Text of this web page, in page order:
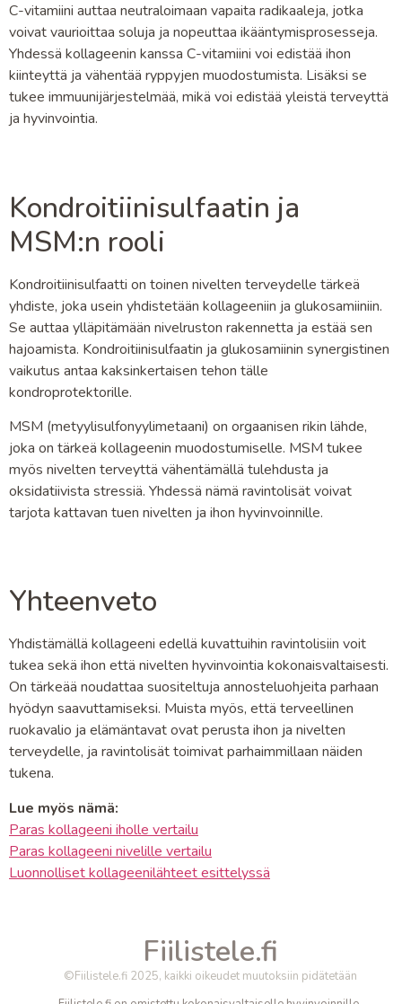
C-vitamiini auttaa neutraloimaan vapaita radikaaleja, jotka
voivat vaurioittaa soluja ja nopeuttaa ikääntymisprosesseja.
Yhdessä kollageenin kanssa C-vitamiini voi edistää ihon
kiinteyttä ja vähentää ryppyjen muodostumista. Lisäksi se
tukee immuunijärjestelmää, mikä voi edistää yleistä terveyttä
ja hyvinvointia.
Kondroitiinisulfaatin ja
MSM:n rooli
Kondroitiinisulfaatti on toinen nivelten terveydelle tärkeä
yhdiste, joka usein yhdistetään kollageeniin ja glukosamiiniin.
Se auttaa ylläpitämään nivelruston rakennetta ja estää sen
hajoamista. Kondroitiinisulfaatin ja glukosamiinin synergistinen
vaikutus antaa kaksinkertaisen tehon tälle
kondroprotektorille.
MSM (metyylisulfonyylimetaani) on orgaanisen rikin lähde,
joka on tärkeä kollageenin muodostumiselle. MSM tukee
myös nivelten terveyttä vähentämällä tulehdusta ja
oksidatiivista stressiä. Yhdessä nämä ravintolisät voivat
tarjota kattavan tuen nivelten ja ihon hyvinvoinnille.
Yhteenveto
Yhdistämällä kollageeni edellä kuvattuihin ravintolisiin voit
tukea sekä ihon että nivelten hyvinvointia kokonaisvaltaisesti.
On tärkeää noudattaa suositeltuja annosteluohjeita parhaan
hyödyn saavuttamiseksi. Muista myös, että terveellinen
ruokavalio ja elämäntavat ovat perusta ihon ja nivelten
terveydelle, ja ravintolisät toimivat parhaimmillaan näiden
tukena.
Lue myös nämä:
Paras kollageeni iholle vertailu
Paras kollageeni nivelille vertailu
Luonnolliset kollageenilähteet esittelyssä
Fiilistele.fi
©Fiilistele.fi 2025, kaikki oikeudet muutoksiin pidätetään